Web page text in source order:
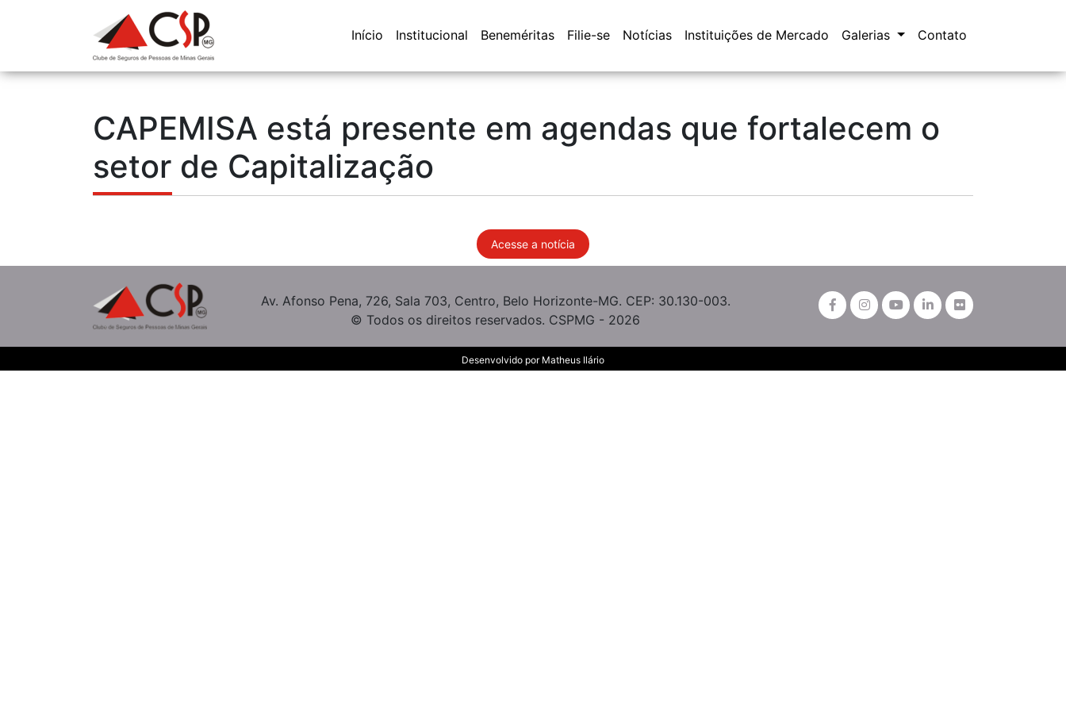
Início Institucional Beneméritas Filie-se Notícias Instituições de Mercado Galerias Contato
CAPEMISA está presente em agendas que fortalecem o
setor de Capitalização
Acesse a notícia
Av. Afonso Pena, 726, Sala 703, Centro, Belo Horizonte-MG. CEP: 30.130-003.
© Todos os direitos reservados. CSPMG - 2026
Desenvolvido por Matheus Ilário